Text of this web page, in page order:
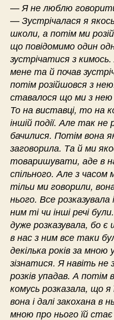
— Я не люблю
— Зустрічалася я
школи, а потім ми
що повідомимо один
зустрічатися з
мене та й почав
потім розійшовся з
ставалося що ми з
То на виставці, то на
іншій події. Але так
бачилися. Потім вона
заговорила. Та й ми
товаришувати, аде в
спільного. Але з часом
тільи ми говорили,
нього. Все
ним ті чи інші речі
дуже розказувала, бо
в нас з ним все таки
декілька років за
зізнатися. Я навіть не
розків упадав. А потім
комусь розказала, що
вона і далі закохана в
мною про нього їй